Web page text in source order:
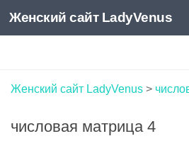
Skip to content
Женский сайт LadyVenus
Женский сайт LadyVenus >
числовая матрица 4